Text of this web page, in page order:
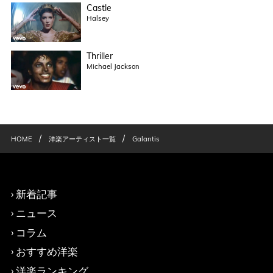
Castle
Halsey
Thriller
Michael Jackson
HOME / 洋楽アーティスト一覧 / Galantis
新着記事
ニュース
コラム
おすすめ洋楽